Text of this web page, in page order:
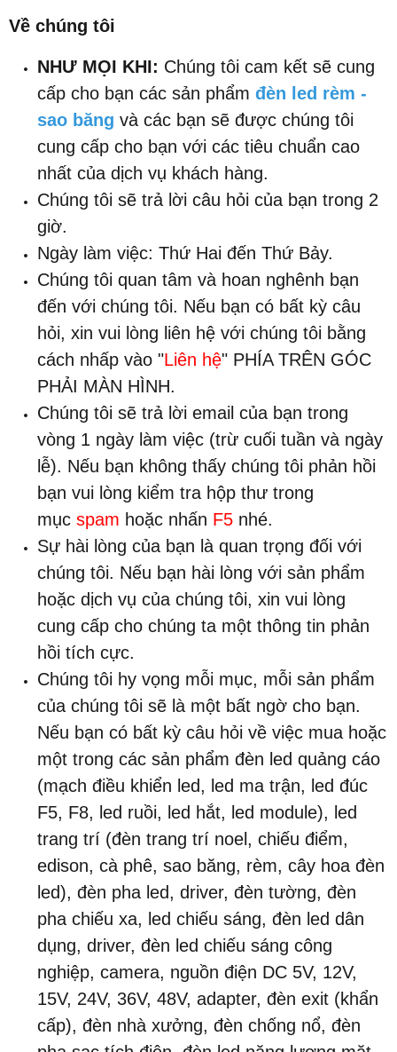
Về chúng tôi
NHƯ MỌI KHI: Chúng tôi cam kết sẽ cung
cấp cho bạn các sản phẩm đèn led rèm -
sao băng và các bạn sẽ được chúng tôi
cung cấp cho bạn với các tiêu chuẩn cao
nhất của dịch vụ khách hàng.
Chúng tôi sẽ trả lời câu hỏi của bạn trong 2
giờ.
Ngày làm việc: Thứ Hai đến Thứ Bảy.
Chúng tôi quan tâm và hoan nghênh bạn
đến với chúng tôi. Nếu bạn có bất kỳ câu
hỏi, xin vui lòng liên hệ với chúng tôi bằng
cách nhấp vào "Liên hệ" PHÍA TRÊN GÓC
PHẢI MÀN HÌNH.
Chúng tôi sẽ trả lời email của bạn trong
vòng 1 ngày làm việc (trừ cuối tuần và ngày
lễ). Nếu bạn không thấy chúng tôi phản hồi
bạn vui lòng kiểm tra hộp thư trong
mục spam hoặc nhấn F5 nhé.
Sự hài lòng của bạn là quan trọng đối với
chúng tôi. Nếu bạn hài lòng với sản phẩm
hoặc dịch vụ của chúng tôi, xin vui lòng
cung cấp cho chúng ta một thông tin phản
hồi tích cực.
Chúng tôi hy vọng mỗi mục, mỗi sản phẩm
của chúng tôi sẽ là một bất ngờ cho bạn.
Nếu bạn có bất kỳ câu hỏi về việc mua hoặc
một trong các sản phẩm đèn led quảng cáo
(mạch điều khiển led, led ma trận, led đúc
F5, F8, led ruồi, led hắt, led module), led
trang trí (đèn trang trí noel, chiếu điểm,
edison, cà phê, sao băng, rèm, cây hoa đèn
led), đèn pha led, driver, đèn tường, đèn
pha chiếu xa, led chiếu sáng, đèn led dân
dụng, driver, đèn led chiếu sáng công
nghiệp, camera, nguồn điện DC 5V, 12V,
15V, 24V, 36V, 48V, adapter, đèn exit (khẩn
cấp), đèn nhà xưởng, đèn chống nổ, đèn